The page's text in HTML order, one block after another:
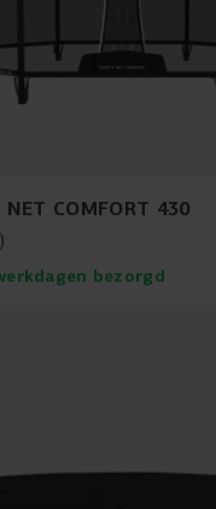
NET COMFORT 430
)
bezorgd